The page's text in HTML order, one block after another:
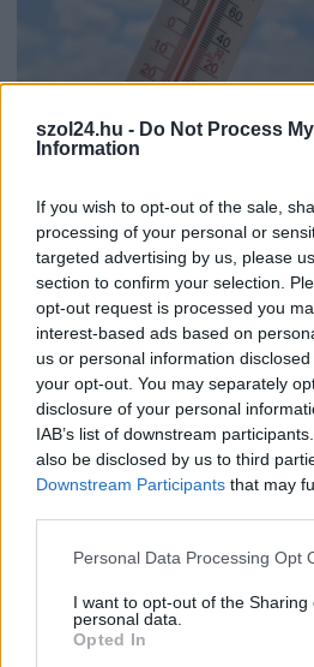
szol24.hu - Do Not Process
Information
If you wish to opt-out of the sale,
processing of your personal or
targeted advertising by us, please
section to confirm your selection.
opt-out request is processed you
interest-based ads based on
us or personal information
your opt-out. You may separately
disclosure of your personal
IAB’s list of downstream
also be disclosed by us to third
Downstream Participants that may
Please note that this website/app
not limited to your visit or usage
grant or deny consent to Google
use your data for below specified
Personal Data Processing Opt
I want to opt-out of the Sharing
personal data.
Opted In
2026.08.07.
egy másik rekord is megdőlt
Nem mindennapi adatokat
állomások csütörtökön: több
születtek, amelyek átírták...
Szolnok